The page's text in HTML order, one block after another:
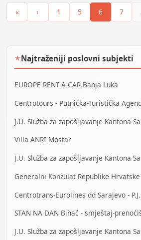
Bosna i
« ‹ 1 5 6 7
★Najtraženiji poslovni subjekti
EUROPE RENT-A-CAR Banja Luka
Centrotours - Putnička-Turistička
J.U. Služba za zapošljavanje Kantona
Villa ANRI Mostar
J.U. Služba za zapošljavanje Kantona
Generalni Konzulat Republike Hrvatske
STAN NA DAN Bihać - smještaj-